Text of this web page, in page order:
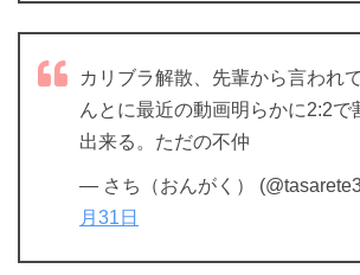
カリブラ解散、先輩から言われ
んとに最近の動画明らかに2:2で
出来る。ただの不仲
— さち（おんがく）
月31日